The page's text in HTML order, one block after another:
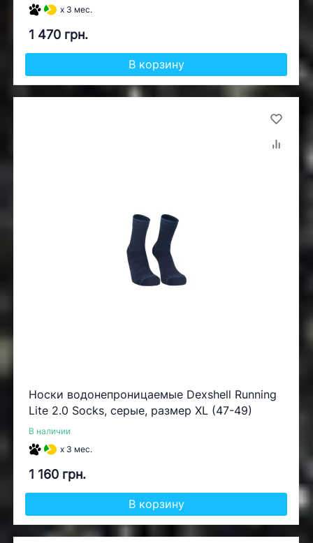
x 3 мес.
1 470 грн.
В корзину
Носки водонепроницаемые Dexshell Running
Lite 2.0 Socks, серые, размер XL (47-49)
В наличии
x 3 мес.
1 160 грн.
В корзину